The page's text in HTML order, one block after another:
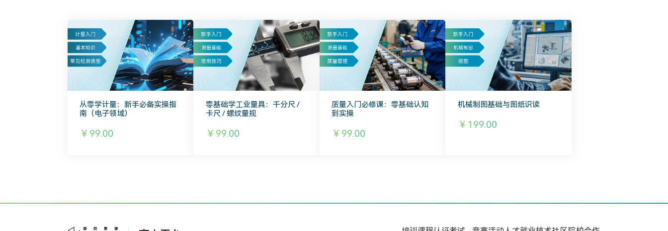
从零学计量：新手必备实操指
南（电子领域）
￥99.00
零基础学工业量具：千分尺 /
卡尺 / 螺纹量规
￥99.00
质量入门必修课：零基础认知
到实操
￥99.00
机械制图基础与图纸识读
￥199.00